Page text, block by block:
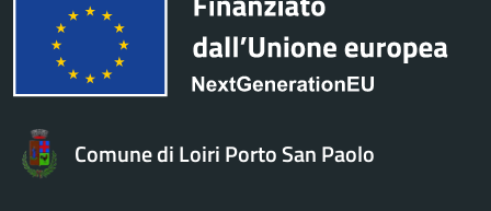
Comune di Loiri Porto San Paolo